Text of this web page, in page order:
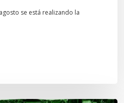
se está realizando la